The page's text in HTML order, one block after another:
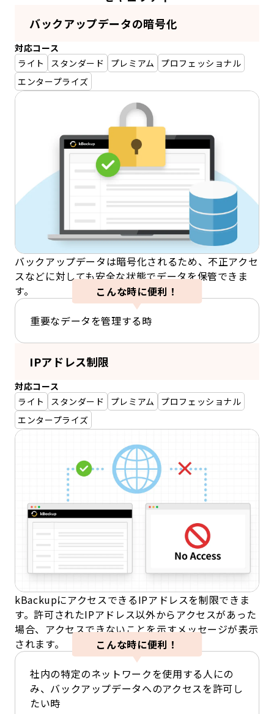
バックアップデータの暗号化
対応コース
ライト
スタンダード プレミアム
プロフェッショナル
エンタープライズ
バックアップデータは暗号化されるため、不正アクセ
スなどに対しても安全な状態でデータを保管できま
す。
こんな時に便利！
重要なデータを管理する時
IPアドレス制限
対応コース
ライト
スタンダード プレミアム
プロフェッショナル
エンタープライズ
kBackupにアクセスできるIPアドレスを制限できま
す。許可されたIPアドレス以外からアクセスがあった
場合、アクセスできないことを示すメッセージが表示
されます。
こんな時に便利！
社内の特定のネットワークを使用する人にの
み、バックアップデータへのアクセスを許可し
たい時